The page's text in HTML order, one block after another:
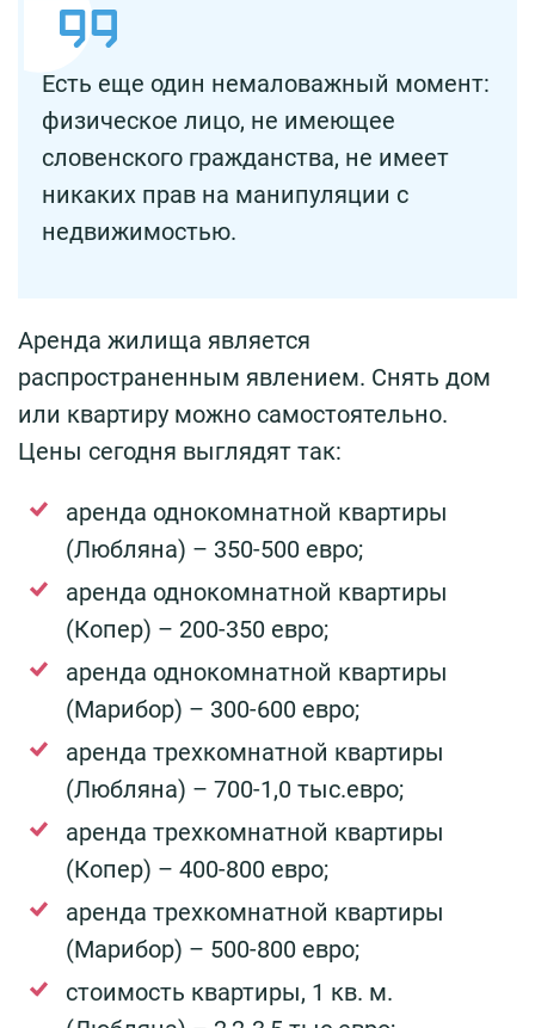
Есть еще один немаловажный момент:
физическое лицо, не имеющее
словенского гражданства, не имеет
никаких прав на манипуляции с
недвижимостью.
Аренда жилища является
распространенным явлением. Снять дом
или квартиру можно самостоятельно.
Цены сегодня выглядят так:
аренда однокомнатной квартиры
(Любляна) – 350-500 евро;
аренда однокомнатной квартиры
(Копер) – 200-350 евро;
аренда однокомнатной квартиры
(Марибор) – 300-600 евро;
аренда трехкомнатной квартиры
(Любляна) – 700-1,0 тыс.евро;
аренда трехкомнатной квартиры
(Копер) – 400-800 евро;
аренда трехкомнатной квартиры
(Марибор) – 500-800 евро;
стоимость квартиры, 1 кв. м.